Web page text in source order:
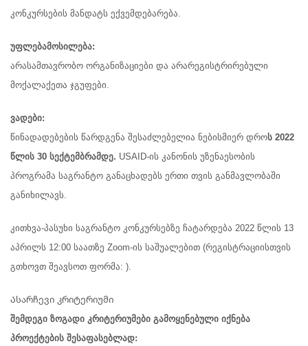
კონკურსების მანდატს ექვემდებარება.
უფლებამოსილება:
არასამთავრობო ორგანიზაციები და არარეგისტრირებული
მოქალაქეთა ჯგუფები.
ვადები:
წინადადებების წარდგენა შესაძლებელია ნებისმიერ დროს 2022
წლის 30 სექტემბრამდე. USAID-ის კანონის უზენაესობის
პროგრამა საგრანტო განაცხადებს ერთი თვის განმავლობაში
განიხილავს.
კითხვა-პასუხი საგრანტო კონკურსებზე ჩატარდება 2022 წლის 13
აპრილს 12:00 საათზე Zoom-ის საშუალებით (რეგისტრაციისთვის
გთხოვთ შეავსოთ ფორმა: ).
Ასარჩევი კრიტერიუმი
შემდეგი ზოგადი კრიტერიუმები გამოყენებული იქნება
პროექტების შესაფასებლად: